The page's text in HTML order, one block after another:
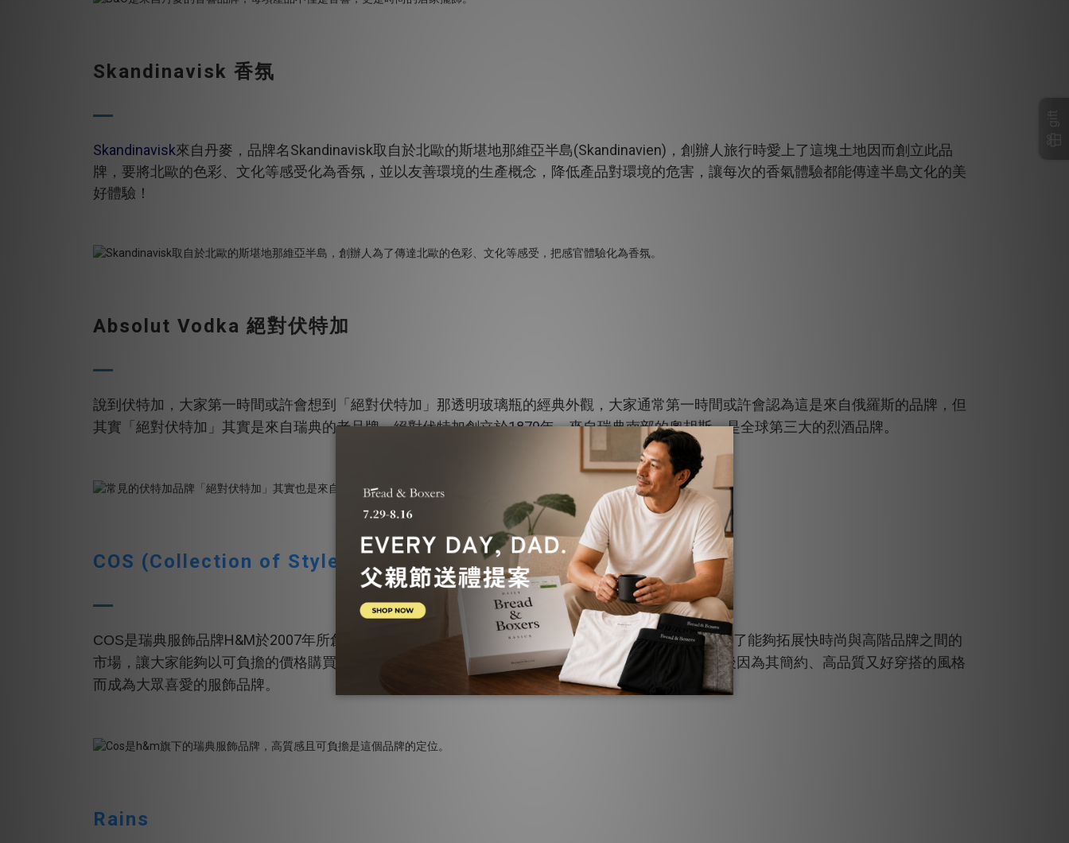
Skandinavisk 香氛
Skandinavisk來自丹麥，品牌名Skandinavisk取自於北歐的斯堪地那維亞半島(Skandinavien)，創辦人旅行時愛上了這塊土地因而創立此品
牌，要將北歐的色彩、文化等感受化為香氛，並以友善環境的生產概念，降低產品對環境的危害，讓每次的香氣體驗都能傳達半島文化的美
好體驗！
Absolut Vodka 絕對伏特加
說到伏特加，大家第一時間或許會想到「絕對伏特加」那透明玻璃瓶的經典外觀，大家通常第一時間或許會認為這是來自俄羅斯的品牌，但
其實「絕對伏特加」其實是來自瑞典的老品牌。絕對伏特加創立於1879年，來自瑞典南部的奧胡斯，是全球第三大的烈酒品牌。
COS (Collection of Style)
COS是瑞典服飾品牌H&M於2007年所創立的高階副品牌，眾所周知H&M
是主打快時尚的服飾品牌，為了能夠拓展快時尚與高階品牌之間的
市場，讓大家能夠以可負擔的價格購買有設計感、高品質的衣服，而創立了COS這個瑞典服飾品牌，後因為其簡約、高品質又好穿搭的風格
而成為大眾喜愛的服飾品牌。
Rains